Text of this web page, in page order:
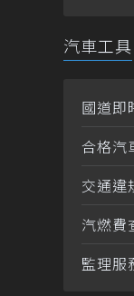
汽車工具
國道即
合格汽
交通違
汽燃費
監理服